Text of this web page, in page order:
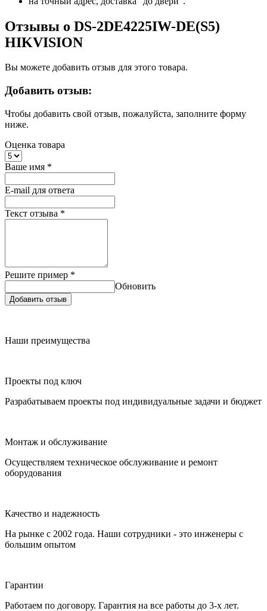
Отзывы о DS-2DE4225IW-DE(S5)
HIKVISION
Вы можете добавить отзыв для этого товара.
Добавить отзыв:
Чтобы добавить свой отзыв, пожалуйста, заполните форму
ниже.
Оценка товара
Ваше имя *
E-mail для ответа
Текст отзыва *
Решите пример *
Обновить
Добавить отзыв
Наши преимущества
Проекты под ключ
Разрабатываем проекты под индивидуальные задачи и бюджет
Монтаж и обслуживание
Осуществляем техническое обслуживание и ремонт
оборудования
Качество и надежность
На рынке с 2002 года. Наши сотрудники - это инженеры с
большим опытом
Гарантии
Работаем по договору. Гарантия на все работы до 3-х лет.